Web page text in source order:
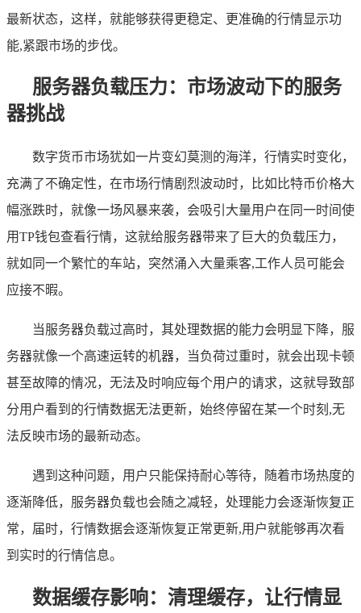
最新状态，这样，就能够获得更稳定、更准确的行情显示功
能,紧跟市场的步伐。
服务器负载压力：市场波动下的服务
器挑战
数字货币市场犹如一片变幻莫测的海洋，行情实时变化，
充满了不确定性，在市场行情剧烈波动时，比如比特币价格大
幅涨跌时，就像一场风暴来袭，会吸引大量用户在同一时间使
用TP钱包查看行情，这就给服务器带来了巨大的负载压力，
就如同一个繁忙的车站，突然涌入大量乘客,工作人员可能会
应接不暇。
当服务器负载过高时，其处理数据的能力会明显下降，服
务器就像一个高速运转的机器，当负荷过重时，就会出现卡顿
甚至故障的情况，无法及时响应每个用户的请求，这就导致部
分用户看到的行情数据无法更新，始终停留在某一个时刻,无
法反映市场的最新动态。
遇到这种问题，用户只能保持耐心等待，随着市场热度的
逐渐降低，服务器负载也会随之减轻，处理能力会逐渐恢复正
常，届时，行情数据会逐渐恢复正常更新,用户就能够再次看
到实时的行情信息。
数据缓存影响：清理缓存，让行情显